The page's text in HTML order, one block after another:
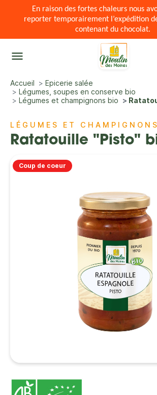
En raison des fortes chaleurs nous
reporter temporairement l’expédition
contenant du chocolat.
menu
Accueil
Epicerie salée
Légumes, soupes en conserve bio
Légumes et champignons bio
LÉGUMES ET
Ratatouille "Pisto"
Coup de coeur